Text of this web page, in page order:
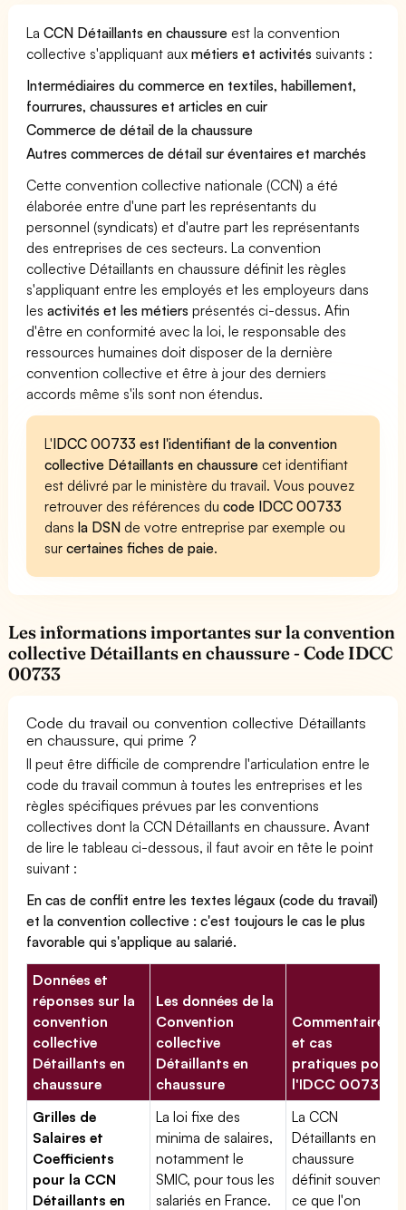
LaCCN Détaillants en chaussure est la convention
collective s'appliquant auxmétiers et activités suivants :
Intermédiaires du commerce en textiles, habillement,
fourrures, chaussures et articles en cuir
Commerce de détail de la chaussure
Autres commerces de détail sur éventaires et marchés
Cette convention collective nationale (CCN) a été
élaborée entre d'une part les représentants du
personnel (syndicats) et d'autre part les représentants
des entreprises de ces secteurs. La convention
collective Détaillants en chaussure définit les règles
s'appliquant entre les employés et les employeurs dans
lesactivités et les métiers présentés ci-dessus. Afin
d'être en conformité avec la loi, le responsable des
ressources humaines doit disposer de la dernière
convention collective et être à jour des derniers
accords même s'ils sont non étendus.
L'IDCC 00733 est l'identifiant de la convention
collective Détaillants en chaussure cet identifiant
est délivré par le ministère du travail. Vous pouvez
retrouver des références ducode IDCC 00733
dansla DSN de votre entreprise par exemple ou
surcertaines fiches de paie.
Les informations importantes sur la convention
collective Détaillants en chaussure - Code IDCC
00733
Code du travail ou convention collective Détaillants
en chaussure, qui prime ?
Il peut être difficile de comprendre l'articulation entre le
code du travail commun à toutes les entreprises et les
règles spécifiques prévues par les conventions
collectives dont la CCN Détaillants en chaussure. Avant
de lire le tableau ci-dessous, il faut avoir en tête le point
suivant :
En cas de conflit entre les textes légaux (code du travail)
et la convention collective : c'est toujours le cas le plus
favorable qui s'applique au salarié.
Données et
réponses sur la
convention
collective
Détaillants en
chaussure
Les données de la
Convention
collective
Détaillants en
chaussure
Commentaires
et cas
pratiques pour
l'IDCC 00733
Grilles de
Salaires et
Coefficients
pour la CCN
Détaillants en
La loi fixe des
minima de salaires,
notamment le
SMIC, pour tous les
salariés en France.
La CCN
Détaillants en
chaussure
définit souvent
ce que l'on